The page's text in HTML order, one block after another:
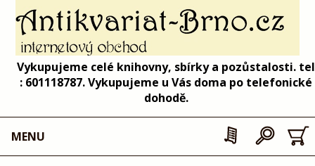
Vykupujeme celé knihovny, sbírky a pozůstalosti. tel
: 601118787. Vykupujeme u Vás doma po telefonické
dohodě.
MENU